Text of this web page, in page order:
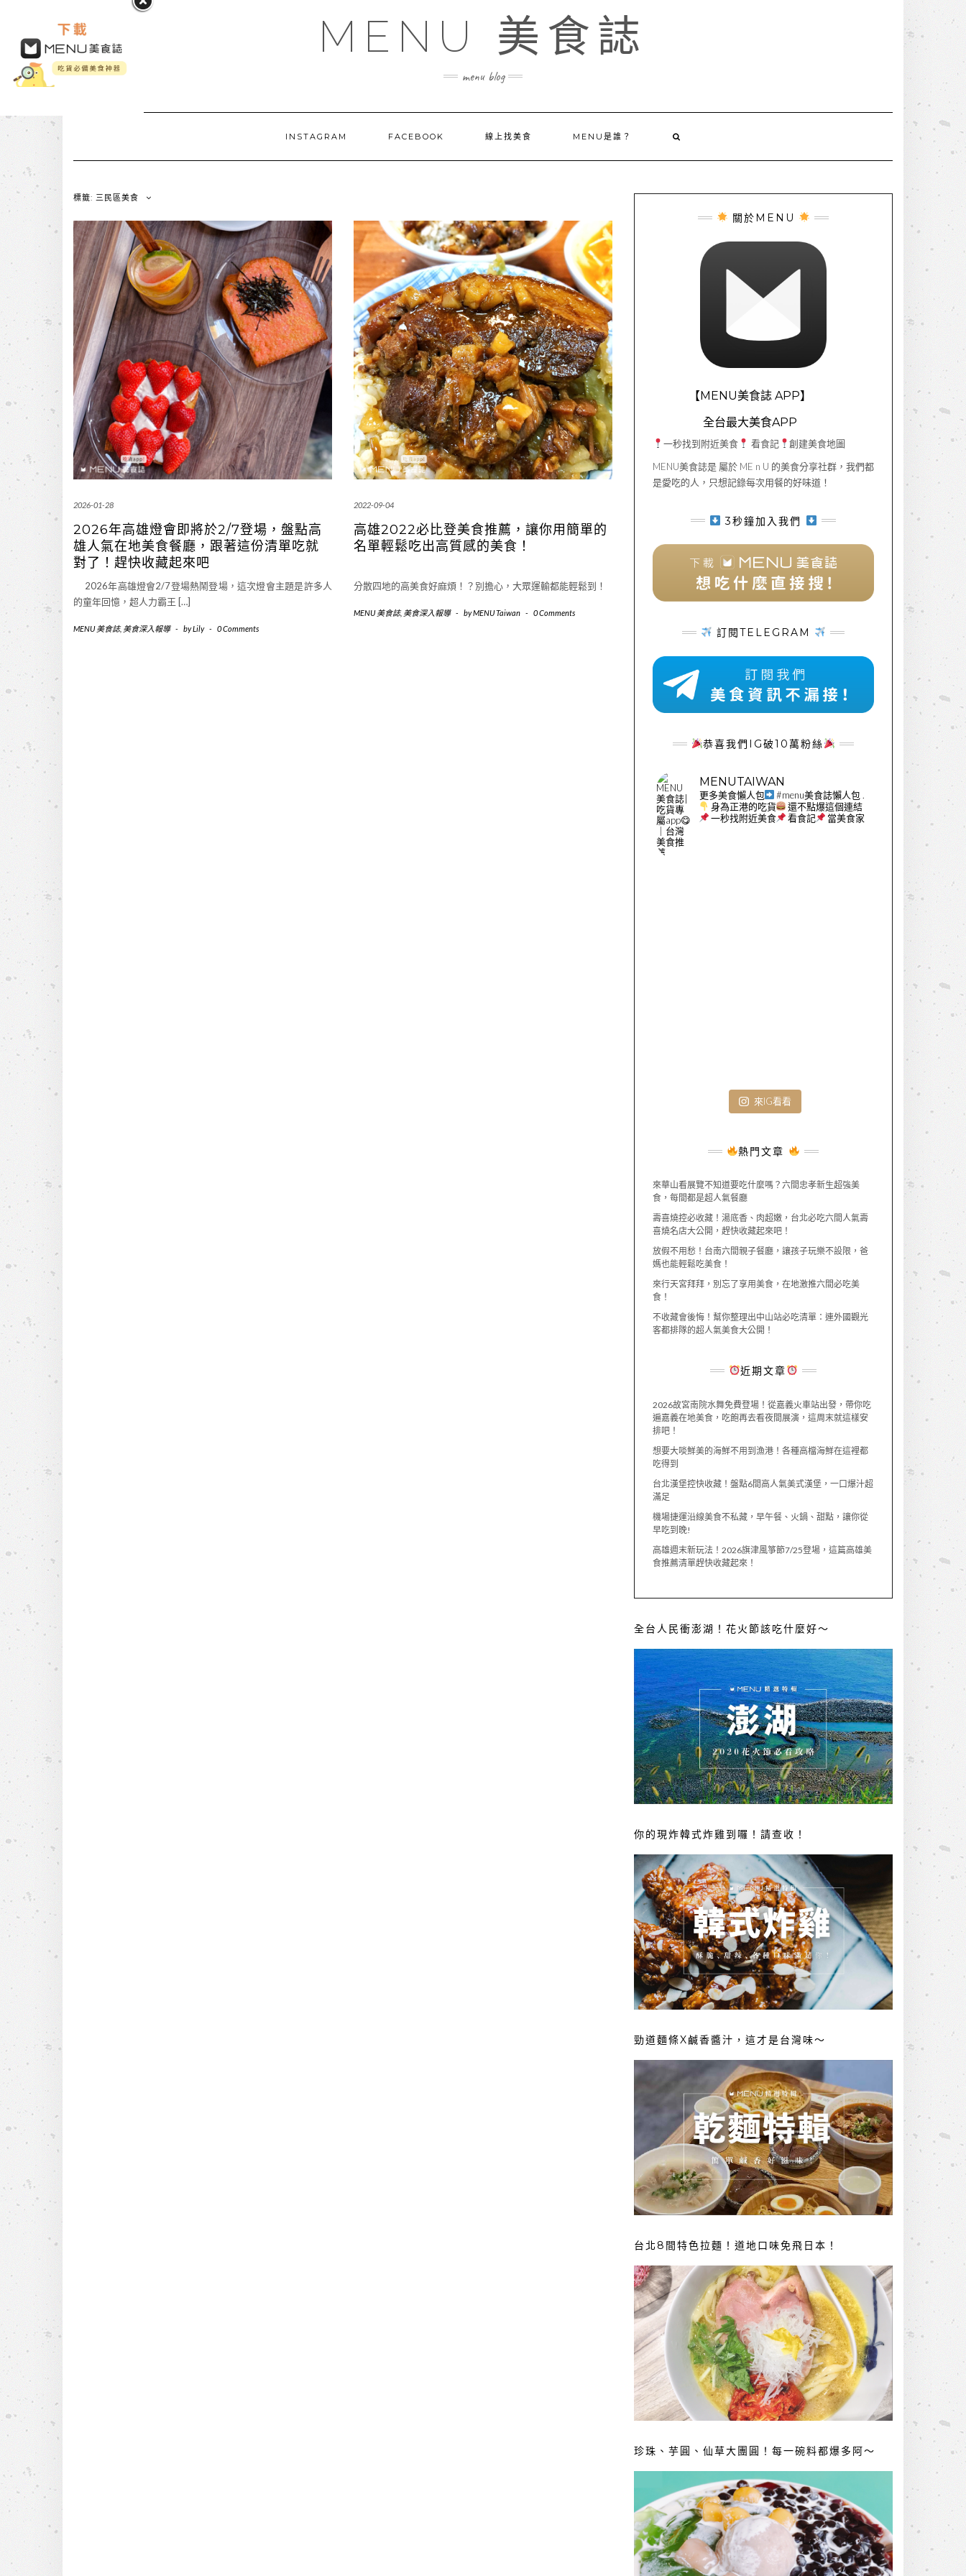
MENU 美食誌
menu blog
INSTAGRAM FACEBOOK 線上找美食 MENU是誰？
標籤: 三民區美食
2026-01-28
2026年高雄燈會即將於2/7登場，盤點高
雄人氣在地美食餐廳，跟著這份清單吃就
對了！趕快收藏起來吧
2026年高雄燈會2/7登場熱鬧登場，這次燈會主題是許多人
的童年回憶，超人力霸王 […]
MENU 美食誌, 美食深入報導 - byLily - 0 Comments
2022-09-04
高雄2022必比登美食推薦，讓你用簡單的
名單輕鬆吃出高質感的美食！
分散四地的高美食好麻煩！？別擔心，大眾運輸都能輕鬆到！
MENU 美食誌, 美食深入報導 - byMENU Taiwan - 0 Comments
關於MENU
【MENU美食誌 APP】
全台最大美食APP
一秒找到附近美食 看食記
創建美食地圖
MENU美食誌是 屬於 ME n U 的美食分享社群，我們都
是愛吃的人，只想記錄每次用餐的好味道！
3秒鐘加入我們
訂閱TELEGRAM
恭喜我們IG破10萬粉絲
MENUTAIWAN
更多美食懶人包 #menu美食誌懶人包 .
身為正港的吃貨
還不點爆這個連結
一秒找附近美食
看食記 當美食家
來IG看看
熱門文章
來華山看展覽不知道要吃什麼嗎？六間忠孝新生超強美
食，每間都是超人氣餐廳
壽喜燒控必收藏！湯底香、肉超嫩，台北必吃六間人氣壽
喜燒名店大公開，趕快收藏起來吧！
放假不用愁！台南六間親子餐廳，讓孩子玩樂不設限，爸
媽也能輕鬆吃美食！
來行天宮拜拜，別忘了享用美食，在地激推六間必吃美
食！
不收藏會後悔！幫你整理出中山站必吃清單：連外國觀光
客都排隊的超人氣美食大公開！
近期文章
2026故宮南院水舞免費登場！從嘉義火車站出發，帶你吃
遍嘉義在地美食，吃飽再去看夜間展演，這周末就這樣安
排吧！
想要大啖鮮美的海鮮不用到漁港！各種高檔海鮮在這裡都
吃得到
台北漢堡控快收藏！盤點6間高人氣美式漢堡，一口爆汁超
滿足
機場捷運沿線美食不私藏，早午餐、火鍋、甜點，讓你從
早吃到晚!
高雄週末新玩法！2026旗津風箏節7/25登場，這篇高雄美
食推薦清單趕快收藏起來！
全台人民衝澎湖！花火節該吃什麼好～
你的現炸韓式炸雞到囉！請查收！
勁道麵條X鹹香醬汁，這才是台灣味～
台北8間特色拉麵！道地口味免飛日本！
珍珠、芋圓、仙草大團圓！每一碗料都爆多阿～